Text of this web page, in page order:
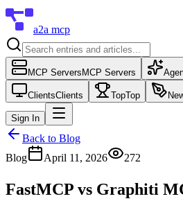
a2a mcp
MCP Servers MCP Servers
ClientsClients TopTop
Sign In
Back to Blog
Blog
April 11, 2026 272
FastMCP vs Graphiti